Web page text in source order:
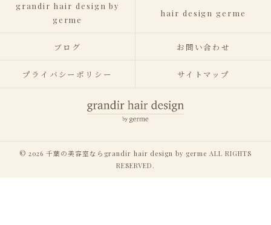
grandir hair design by
germe
hair design germe
ブログ お問い合わせ
プライバシーポリシー サイトマップ
© 2026 千葉の美容室ならgrandir hair design by germe ALL RIGHTS
RESERVED.